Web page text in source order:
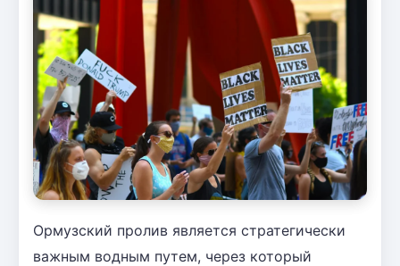
Ормузский пролив является стратегически
важным водным путем, через который